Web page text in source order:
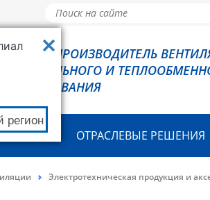
регион
РОВЕН - ПРОИЗВОДИТЕЛЬ
ХОЛОДИЛЬНОГО И
ОБОРУДОВАНИЯ
ОТРАСЛЕВЫЕ РЕШЕНИЯ
Электротехническая продукция и